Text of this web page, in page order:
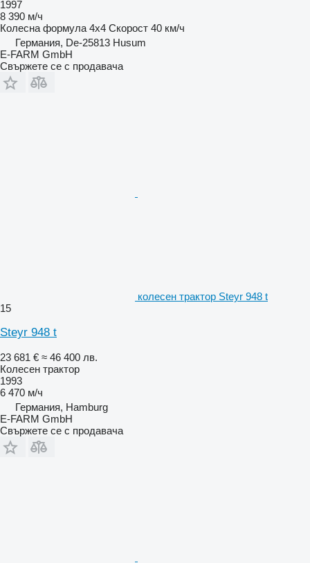
1997
8 390 м/ч
Колесна формула 4x4 Скорост 40 км/ч
Германия, De-25813 Husum
E-FARM GmbH
Свържете се с продавача
колесен трактор Steyr 948 t
15
Steyr 948 t
23 681 € ≈ 46 400 лв.
Колесен трактор
1993
6 470 м/ч
Германия, Hamburg
E-FARM GmbH
Свържете се с продавача